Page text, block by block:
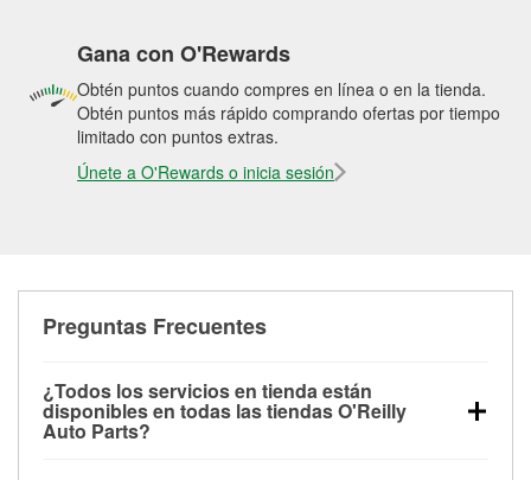
Gana con O'Rewards
Obtén puntos cuando compres en línea o en la tienda.
Obtén puntos más rápido comprando ofertas por tiempo
limitado con puntos extras.
Únete a O'Rewards o inicia sesión
Preguntas Frecuentes
¿Todos los servicios en tienda están
disponibles en todas las tiendas O'Reilly
Auto Parts?